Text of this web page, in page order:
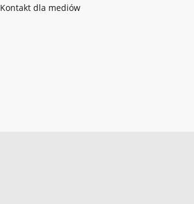
Kontakt dla mediów